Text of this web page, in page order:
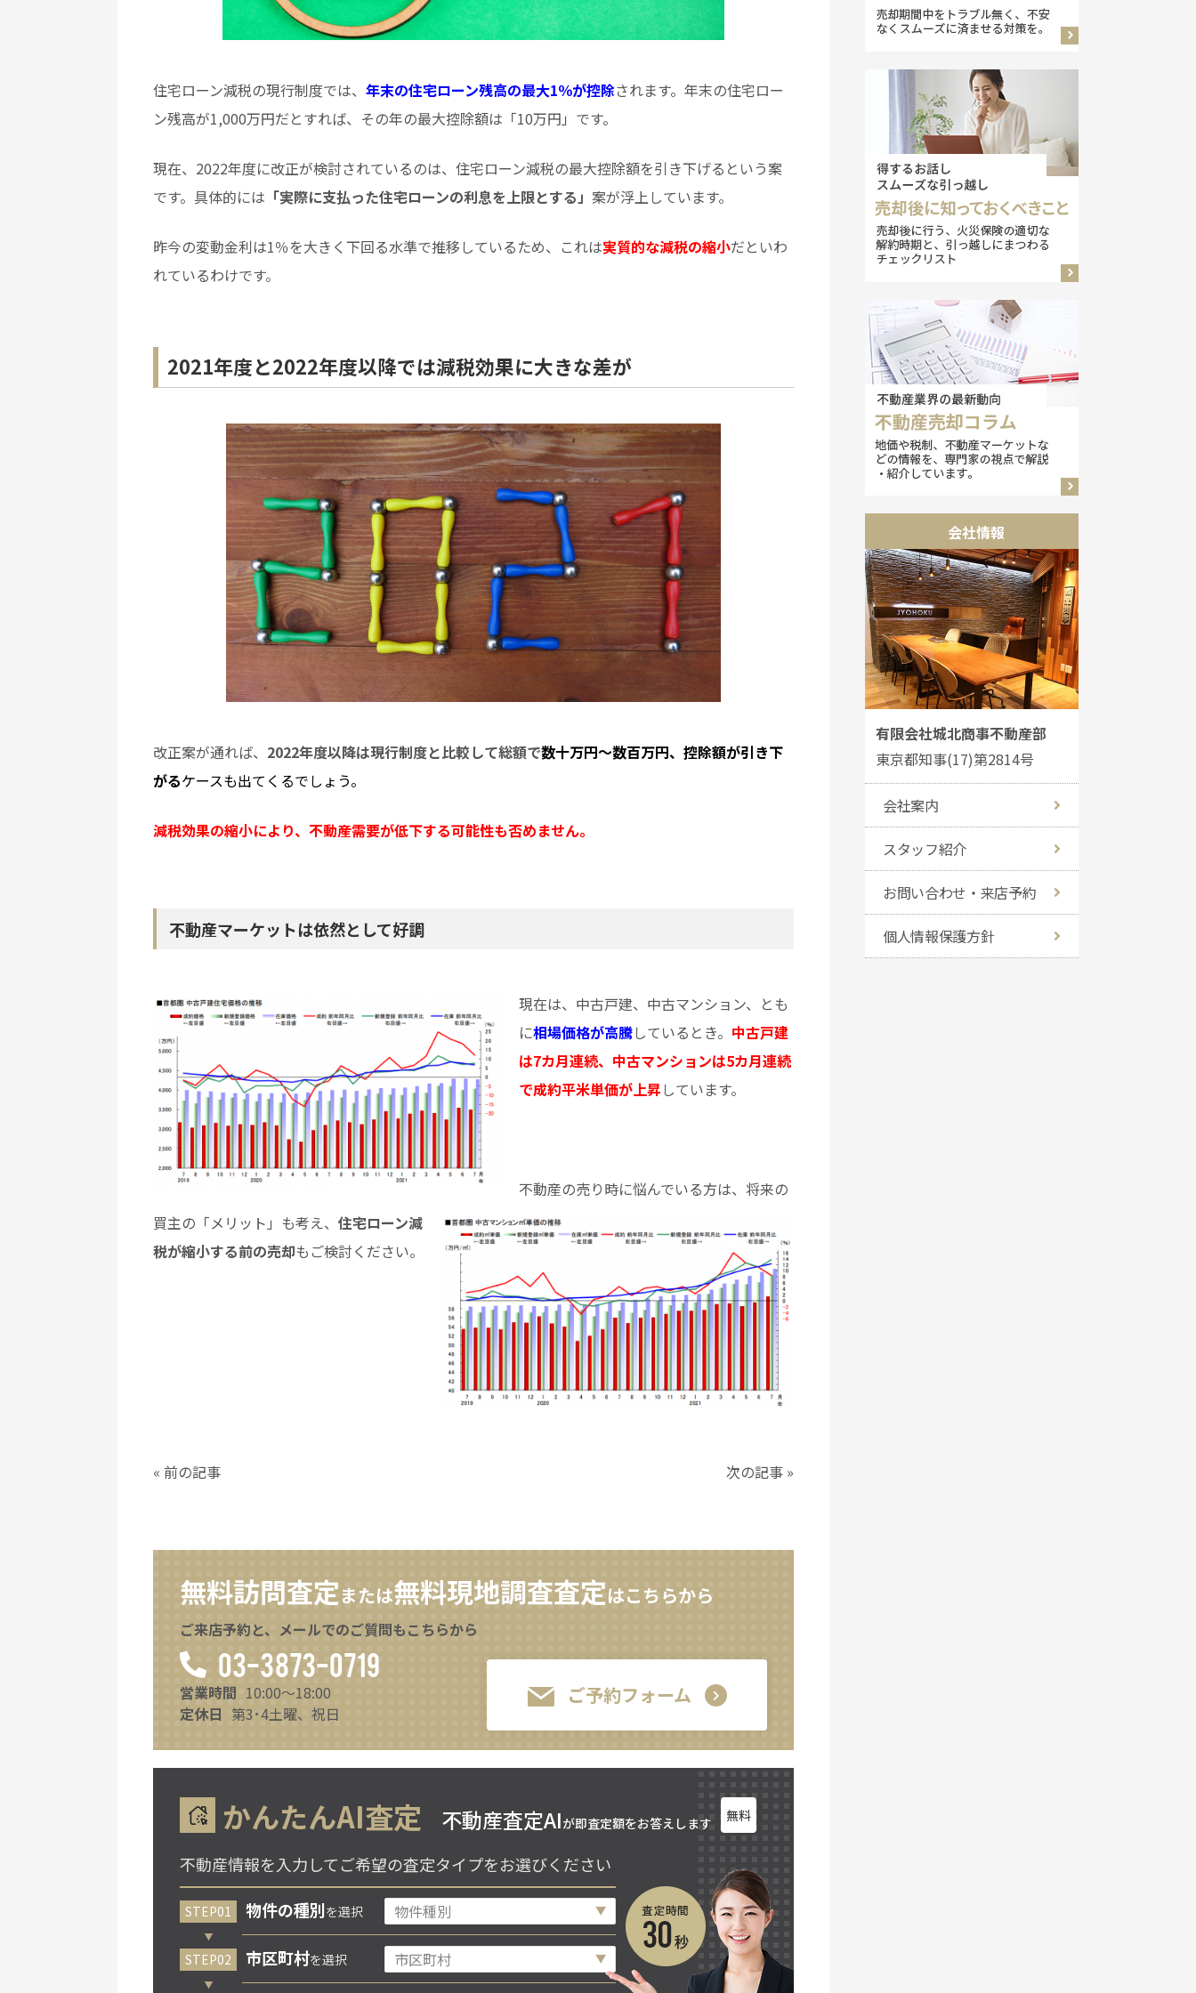
住宅ローン減税の現行制度では、 年末の住宅ローン残高の最大1％が控除されます。年末の住宅ロー
ン残高が1,000万円だとすれば、その年の最大控除額は「10万円」です。
現在、2022年度に改正が検討されているのは、住宅ローン減税の最大控除額を引き下げるという案
です。具体的には 「実際に支払った住宅ローンの利息を上限とする」 案が浮上しています。
昨今の変動金利は1％を大きく下回る水準で推移しているため、これは実質的な減税の縮小だといわ
れているわけです。
2021年度と2022年度以降では減税効果に大きな差が
改正案が通れば、 2022年度以降は現行制度と比較して総額で数十万円～数百万円、控除額が引き下
がるケースも出てくるでしょう。
減税効果の縮小により、不動産需要が低下する可能性も否めません。
不動産マーケットは依然として好調
現在は、 中古戸建、 中古マンション、とも
に相場価格が高騰しているとき。 中古戸建
は7カ月連続、中古マンションは5カ月連続
で成約平米単価が上昇しています。
不動産の売り時に悩んでいる方は、将来の
買主の「メリット」も考え、 住宅ローン減
税が縮小する前の売却もご検討ください。
« 前の記事 次の記事 »
無料訪問査定または無料現地調査査定はこちらから
ご来店予約と、メールでのご質問もこちらから
03-3873-0719
営業時間 10:00～18:00
定休日 第3･4土曜、祝日
ご予約フォーム
かんたんAI査定 不動産査定AIが即査定額をお答えします 無料
不動産情報を入力してご希望の査定タイプをお選びください
物件の種別を選択
市区町村を選択
会社情報
有限会社城北商事不動産部
東京都知事(17)第2814号
会社案内
スタッフ紹介
お問い合わせ・来店予約
個人情報保護方針